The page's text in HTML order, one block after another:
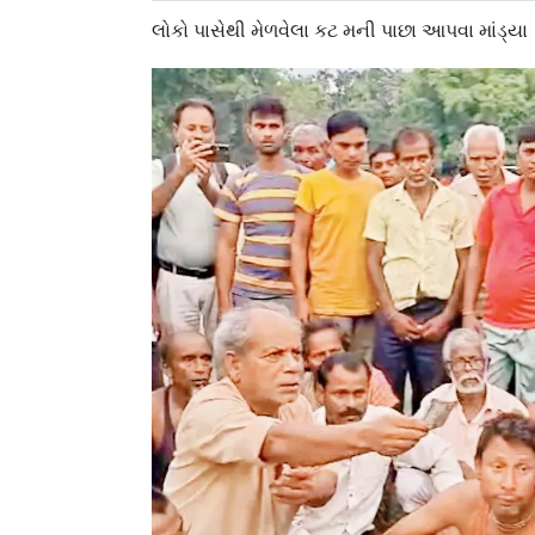
લોકો પાસેથી મેળવેલા કટ મની પાછા આપવા માંડ્યા